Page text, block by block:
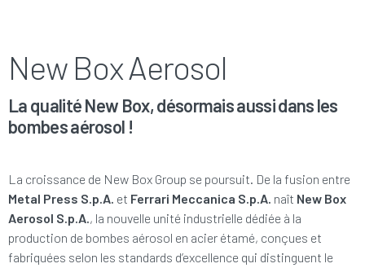
New Box Aerosol
La qualité New Box, désormais aussi dans les
bombes aérosol !
La croissance de New Box Group se poursuit. De la fusion entre
Metal Press S.p.A. et Ferrari Meccanica S.p.A. naît New Box
Aerosol S.p.A., la nouvelle unité industrielle dédiée à la
production de bombes aérosol en acier étamé, conçues et
fabriquées selon les standards d’excellence qui distinguent le